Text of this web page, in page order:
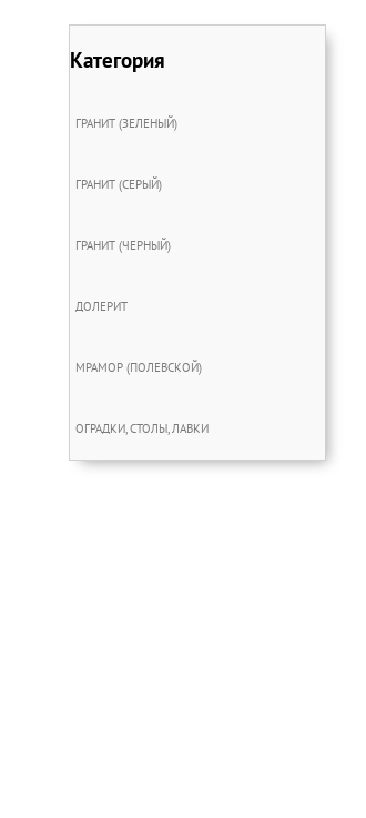
Категория
ГРАНИТ (ЗЕЛЕНЫЙ)
ГРАНИТ (СЕРЫЙ)
ГРАНИТ (ЧЕРНЫЙ)
ДОЛЕРИТ
МРАМОР (ПОЛЕВСКОЙ)
ОГРАДКИ, СТОЛЫ, ЛАВКИ